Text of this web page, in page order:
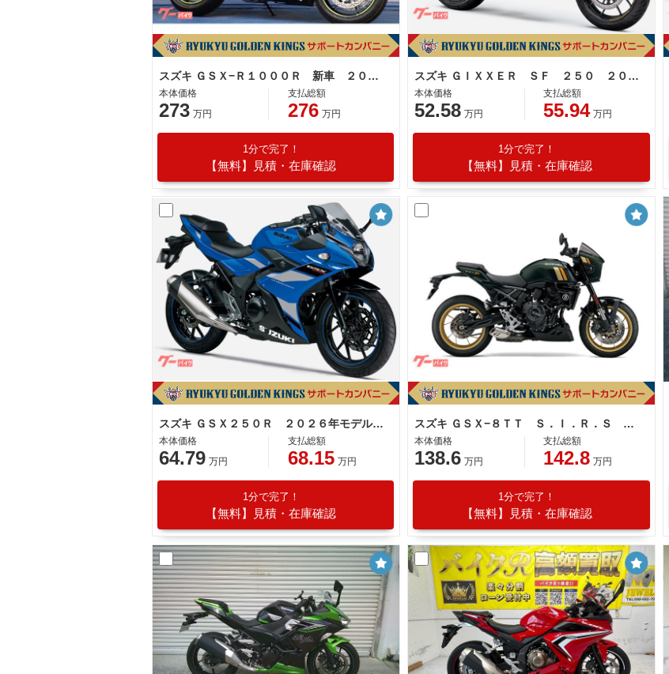
スズキ ＧＳＸ−Ｒ１０００Ｒ 新車 ２０２２国内ファイナルモデル
本体価格
273 万円
支払総額
276 万円
1分で完了！
【無料】見積・在庫確認
スズキ ＧＩＸＸＥＲ ＳＦ ２５０ ２０２６年モデル 油冷単気筒エンジン
本体価格
52.58 万円
支払総額
55.94 万円
1分で完了！
【無料】見積・在庫確認
スズキ ＧＳＸ２５０Ｒ ２０２６年モデル特別色 水冷２気筒エンジン
本体価格
64.79 万円
支払総額
68.15 万円
1分で完了！
【無料】見積・在庫確認
スズキ ＧＳＸ−８ＴＴ Ｓ．Ｉ．Ｒ．Ｓ 純正ビキニカウル
本体価格
138.6 万円
支払総額
142.8 万円
1分で完了！
【無料】見積・在庫確認